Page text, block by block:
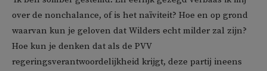
over de nonchalance, of is het naïviteit? Hoe en op grond
waarvan kun je geloven dat Wilders echt milder zal zijn?
Hoe kun je denken dat als de PVV
regeringsverantwoordelijkheid krijgt, deze partij ineens